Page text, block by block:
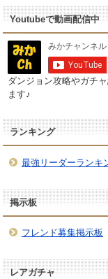
Youtubeで動画配信中
ダンジョン攻略やガチ
ます♪
ランキング
最強リーダーランキ
掲示板
フレンド募集掲示板
レアガチャ